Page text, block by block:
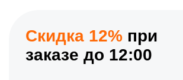
Скидка 12% при
заказе до 12:00